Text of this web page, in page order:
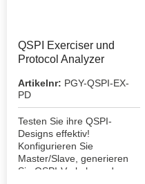
QSPI Exerciser und
Protocol Analyzer
Artikelnr: PGY-QSPI-EX-
PD
Testen Sie ihre QSPI-
Designs effektiv!
Konfigurieren Sie
Master/Slave, generieren
Sie QSPI-Verkehr und